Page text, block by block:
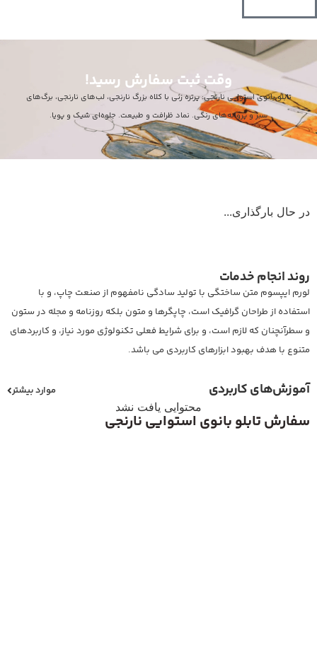
وقت ثبت سفارش رسید!
تابلو بانوی استوایی نارنجی: پرتره زنی با کلاه بزرگ نارنجی، لب‌های نارنجی، برگ‌های
سبز و پروانه‌های رنگی. نماد ظرافت و طبیعت. جلوه‌ای شیک و پویا.
در حال بارگذاری...
روند انجام خدمات
لورم ایپسوم متن ساختگی با تولید سادگی نامفهوم از صنعت چاپ، و با
استفاده از طراحان گرافیک است، چاپگرها و متون بلکه روزنامه و مجله در ستون
و سطرآنچنان که لازم است، و برای شرایط فعلی تکنولوژی مورد نیاز، و کاربردهای
متنوع با هدف بهبود ابزارهای کاربردی می باشد.
آموزش‌های کاربردی
موارد بیشتر
محتوایی یافت نشد
سفارش تابلو بانوی استوایی نارنجی